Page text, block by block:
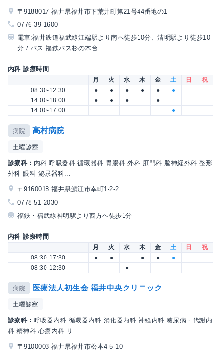
〒9188017 福井県福井市下荒井町第21号44番地の1
0776-39-1600
電車:福井鉄道福武線江端駅より南へ徒歩10分、清明駅より徒歩10
分 / バス:福鉄バス杉の木台...
内科 診療時間
月 火 水 木 金 土 日
祝
08:30-12:30
● ● ● ● ●
●
14:00-18:00
● ● ●
●
14:00-17:00
●
病院 高村病院
土曜診察
診療科： 内科 呼吸器科 循環器科 胃腸科 外科 肛門科 脳神経外科 整形
外科 眼科 泌尿器科...
〒9160018 福井県鯖江市幸町1-2-2
0778-51-2030
福鉄・福武線神明駅より西方へ徒歩1分
内科 診療時間
月 火 水 木 金 土 日
祝
08:30-17:30
● ● ● ●
●
08:30-12:30
●
病院 医療法人初生会 福井中央クリニック
土曜診察
診療科： 呼吸器内科 循環器内科 消化器内科 神経内科 糖尿病・代謝内
科 精神科 心療内科 リ...
〒9100003 福井県福井市松本4-5-10